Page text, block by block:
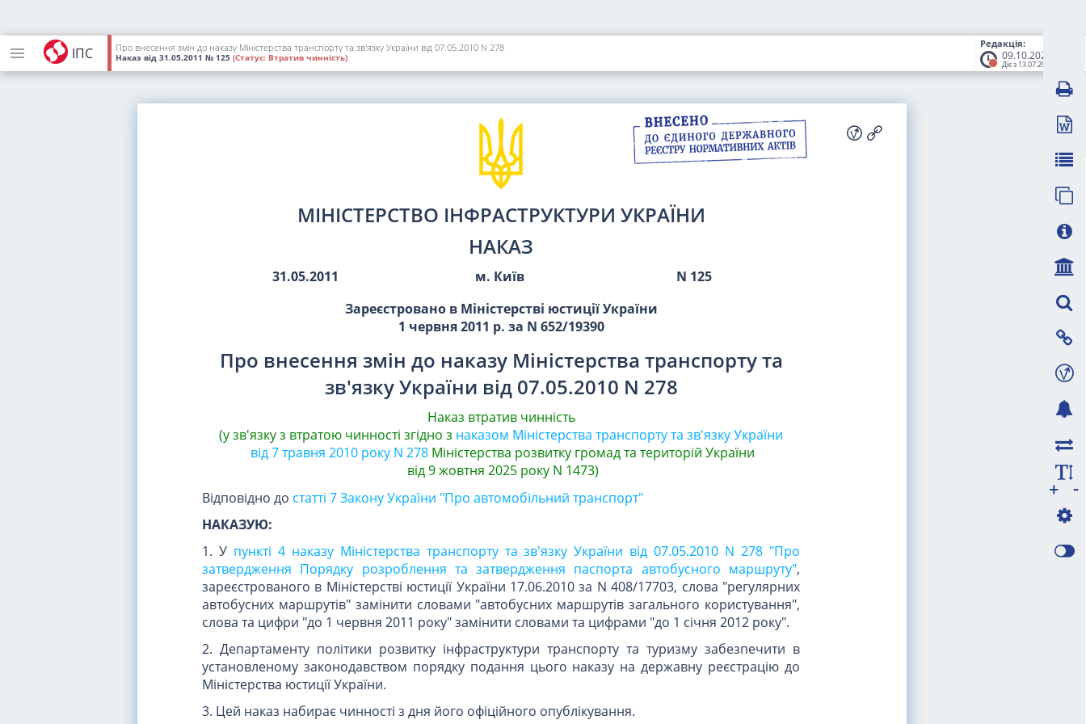
ІПС
Редакція:
09.10.2025
Діє з 13.07.2026
Про внесення змін до наказу Міністерства транспорту та зв'язку України від 07.05.2010 N 278
Наказ від 31.05.2011 № 125 (Статус: Втратив чинність)
МІНІСТЕРСТВО ІНФРАСТРУКТУРИ УКРАЇНИ
НАКАЗ
31.05.2011 м. Київ
N 125
Зареєстровано в Міністерстві юстиції України
1 червня 2011 р. за N 652/19390
Про внесення змін до наказу Міністерства транспорту та
зв'язку України від 07.05.2010 N 278
Наказ втратив чинність
(у зв'язку з втратою чинності згідно з наказом Міністерства транспорту та зв'язку України
від 7 травня 2010 року N 278 Міністерства розвитку громад та територій України
від 9 жовтня 2025 року N 1473)
Відповідно до статті 7 Закону України "Про автомобільний транспорт"
НАКАЗУЮ:
1. У пункті 4 наказу Міністерства транспорту та зв'язку України від 07.05.2010 N 278 "Про
затвердження Порядку розроблення та затвердження паспорта автобусного маршруту",
зареєстрованого в Міністерстві юстиції України 17.06.2010 за N 408/17703, слова "регулярних
автобусних маршрутів" замінити словами "автобусних маршрутів загального користування",
слова та цифри "до 1 червня 2011 року" замінити словами та цифрами "до 1 січня 2012 року".
2. Департаменту політики розвитку інфраструктури транспорту та туризму забезпечити в
установленому законодавством порядку подання цього наказу на державну реєстрацію до
Міністерства юстиції України.
3. Цей наказ набирає чинності з дня його офіційного опублікування.
-
+